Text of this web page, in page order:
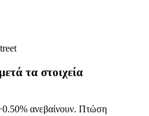
τα στοιχεία
ανεβαίνουν. Πτώση